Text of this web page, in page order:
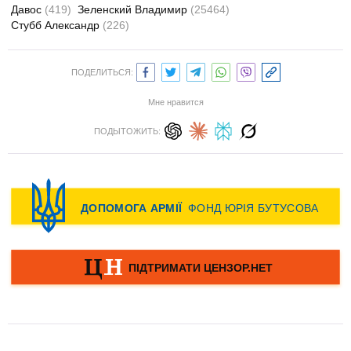
Давос (419) Зеленский Владимир (25464)
Стубб Александр (226)
ПОДЕЛИТЬСЯ:
Мне нравится
ПОДЫТОЖИТЬ: